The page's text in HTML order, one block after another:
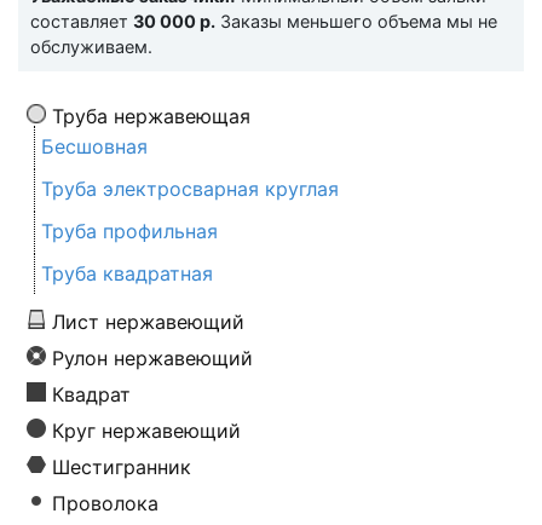
составляет 30 000 р. Заказы меньшего объема мы не
обслуживаем.
Труба нержавеющая
Бесшовная
Труба электросварная круглая
Труба профильная
Труба квадратная
Лист нержавеющий
Рулон нержавеющий
Квадрат
Круг нержавеющий
Шестигранник
Проволока